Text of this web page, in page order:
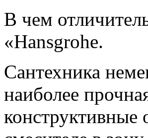
В чем
«Hansgrohe.
Сантехника
наиболее